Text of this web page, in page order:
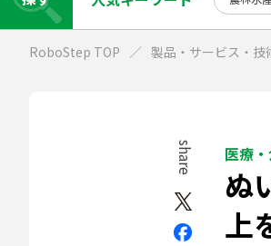
RoboStep TOP 製品・サービス・技
医療
ぬ
上
share